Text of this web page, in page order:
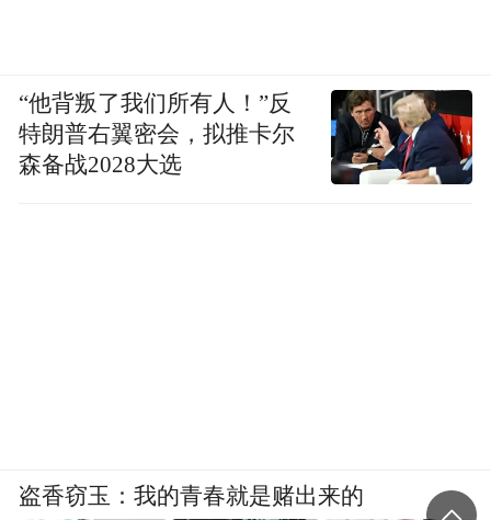
“他背叛了我们所有人！”反
特朗普右翼密会，拟推卡尔
森备战2028大选
盗香窃玉：我的青春就是赌出来的